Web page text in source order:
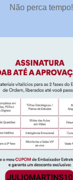
Não perca tempo!